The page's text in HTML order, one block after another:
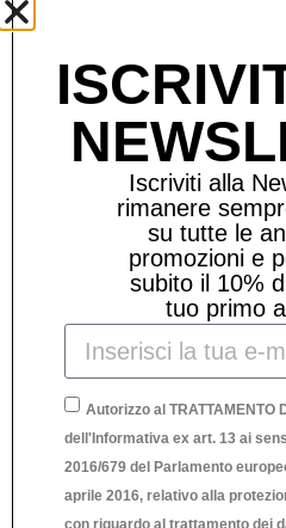
Non versare il prodotto
rimuovere immediatamente
IN LAVATRICE: dopo aver
sia correttamente
versa 2 o 3 tappi (circa
nella vaschetta
A MANO: dopo aver
correttamente posizionato
versa 2 o 3 tappi in 5lt
l’ultimo risciacquo,
Prodotti
Iscriviti alla
rimanere
su tutte le
promozioni e
subito il 10%
tuo primo
Autorizzo al TRATTAMENTO
dell'Informativa ex art. 13 ai
2016/679 del Parlamento
aprile 2016, relativo alla
con riguardo al trattamento dei